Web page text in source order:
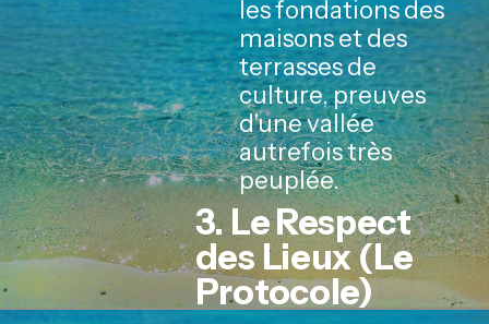
les fondations des
maisons et des
terrasses de
culture, preuves
d'une vallée
autrefois très
peuplée.
3. Le Respect
des Lieux (Le
Protocole)